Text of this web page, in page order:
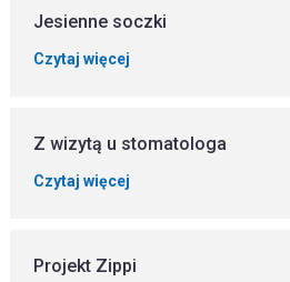
Jesienne soczki
Czytaj więcej
Z wizytą u stomatologa
Czytaj więcej
Projekt Zippi